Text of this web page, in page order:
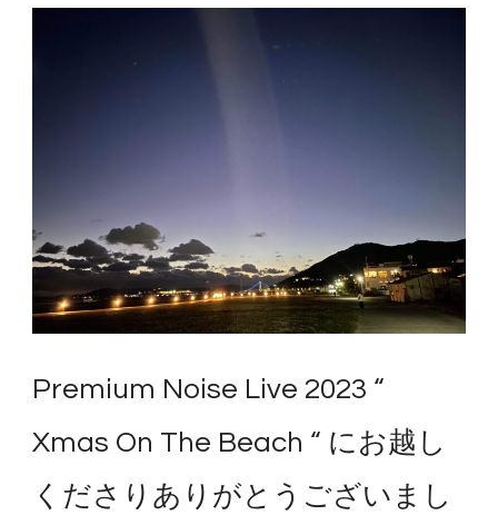
Premium Noise Live 2023 “
Xmas On The Beach “ にお越し
くださりありがとうございまし